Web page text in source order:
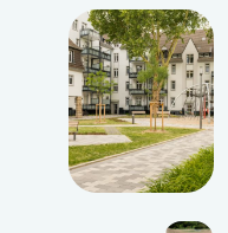
Loading...